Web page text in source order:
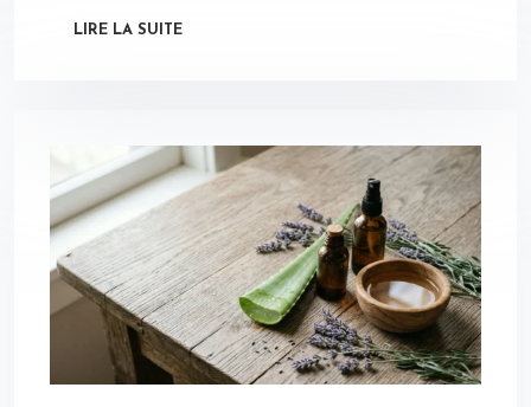
LIRE LA SUITE